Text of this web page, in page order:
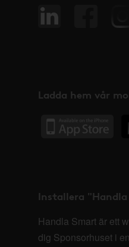
Ladda hem vår
Installera
Handla Smart är ett
dig Sponsorhuset i